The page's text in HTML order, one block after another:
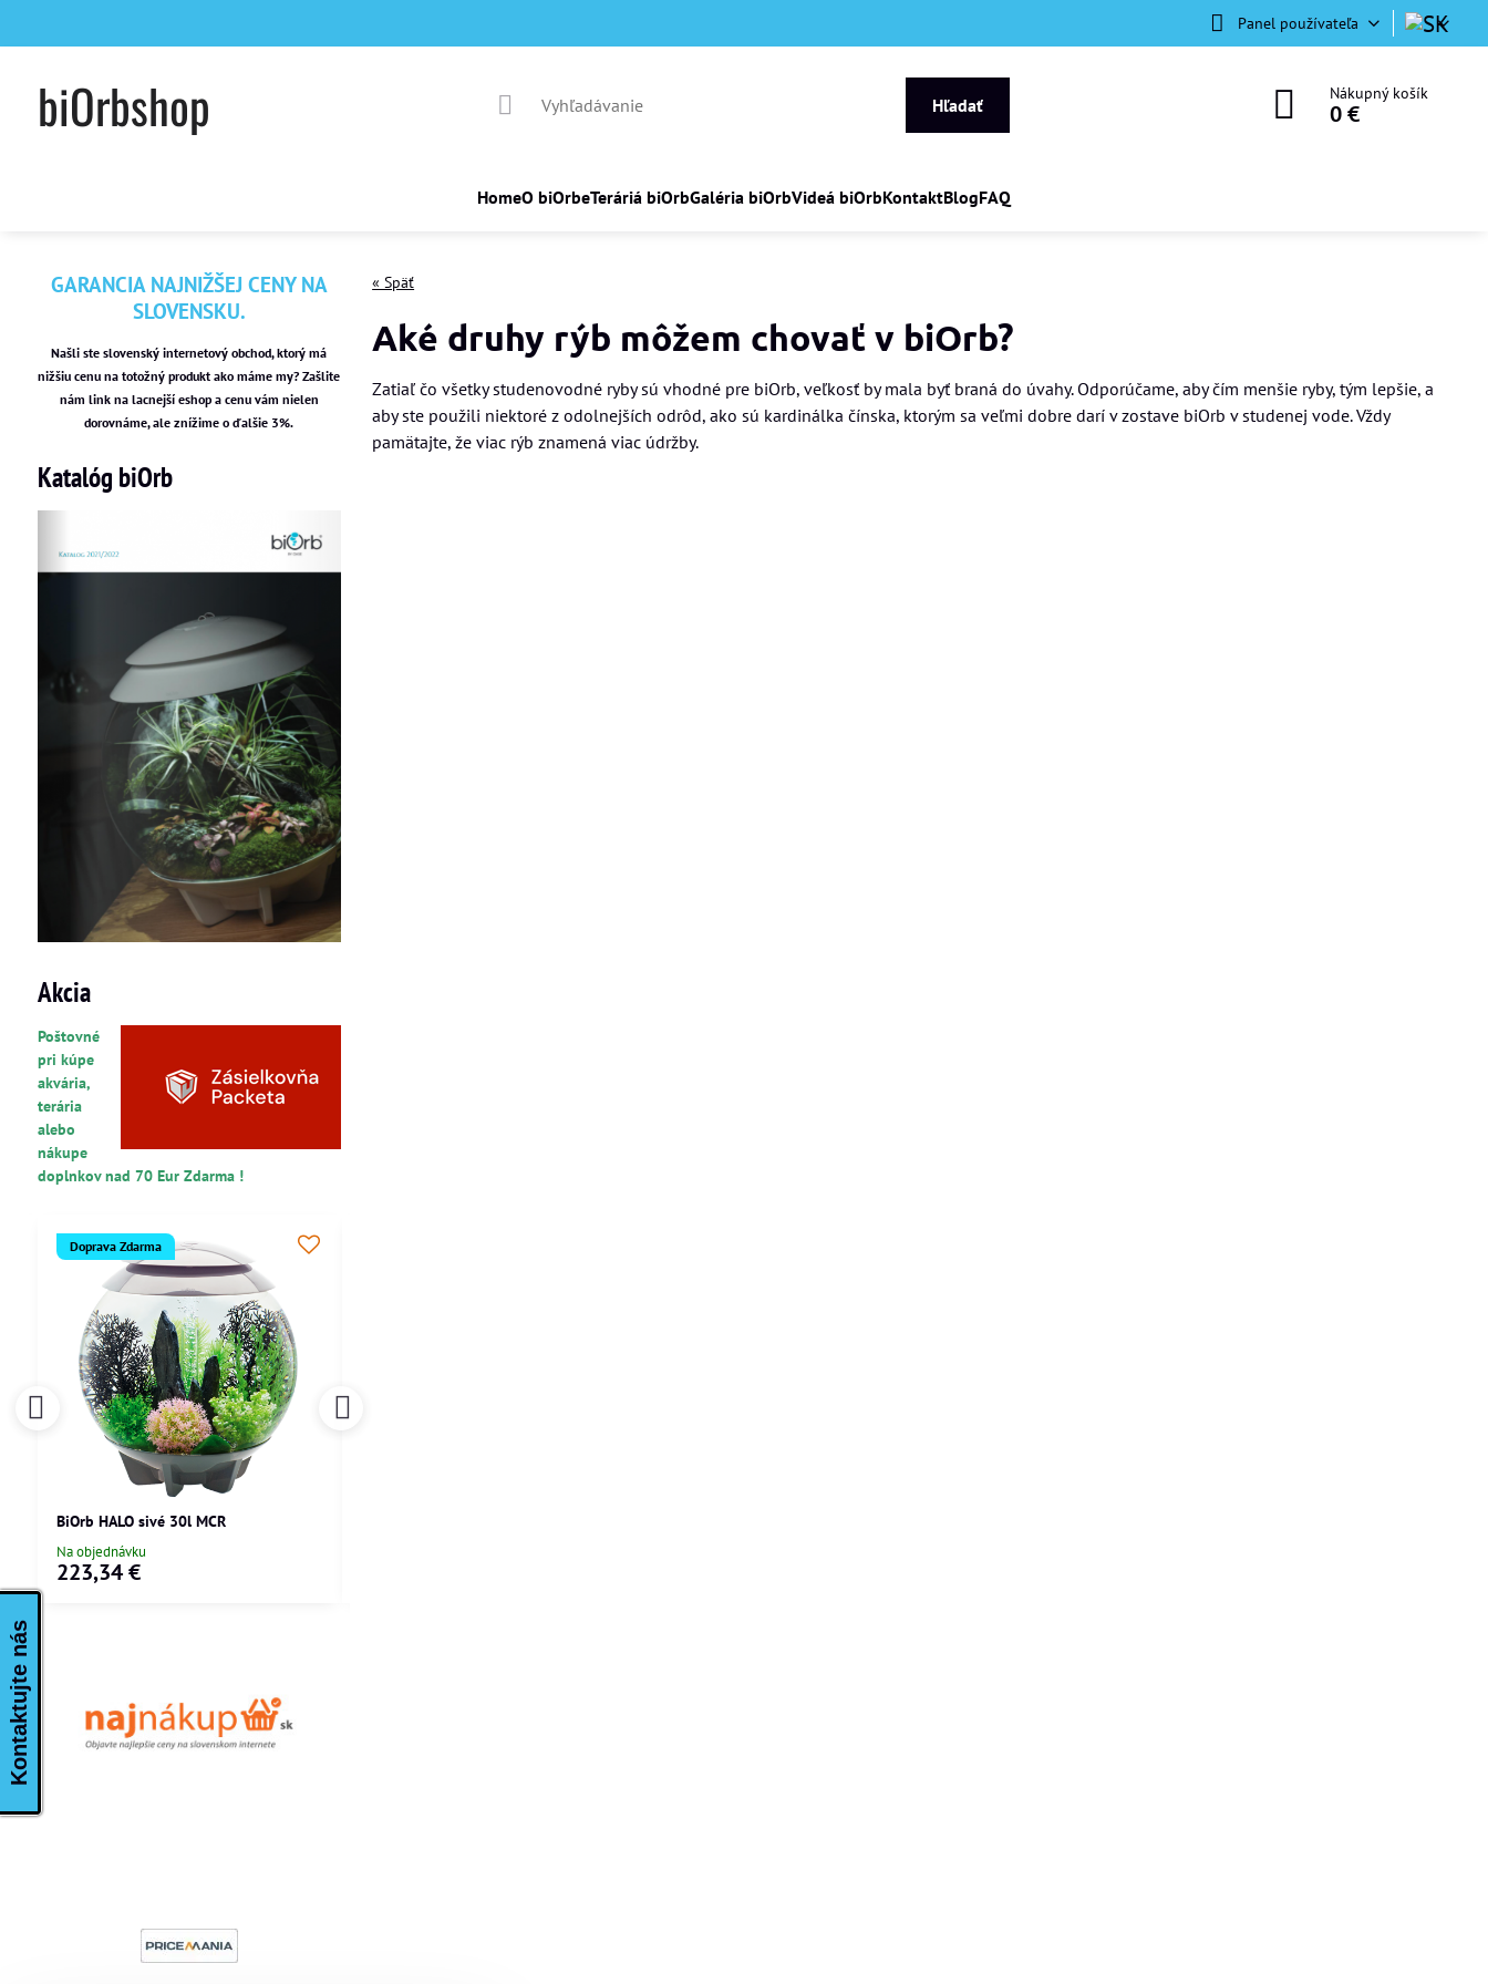
Panel používateľa
biOrbshop Hľadať
Nákupný košík
0 €
HomeO biOrbeTeráriá biOrbGaléria biOrbVideá biOrbKontaktBlogFAQ
« Späť
Aké druhy rýb môžem chovať v biOrb?
Zatiaľ čo všetky studenovodné ryby sú vhodné pre biOrb, veľkosť by mala byť braná do úvahy. Odporúčame, aby čím menšie ryby, tým lepšie, a
aby ste použili niektoré z odolnejších odrôd, ako sú kardinálka čínska, ktorým sa veľmi dobre darí v zostave biOrb v studenej vode. Vždy
pamätajte, že viac rýb znamená viac údržby.
GARANCIA NAJNIŽŠEJ CENY NA
SLOVENSKU.
Našli ste slovenský internetový obchod, ktorý má
nižšiu cenu na totožný produkt ako máme my? Zašlite
nám link na lacnejší eshop a cenu vám nielen
dorovnáme, ale znížime o ďalšie 3%.
Katalóg biOrb
Akcia
Poštovné
pri kúpe
akvária,
terária
alebo
nákupe
doplnkov nad 70 Eur Zdarma !
Doprava Zdarma
BiOrb HALO sivé 30l MCR
Na objednávku
223,34 €
Kontaktujte nás